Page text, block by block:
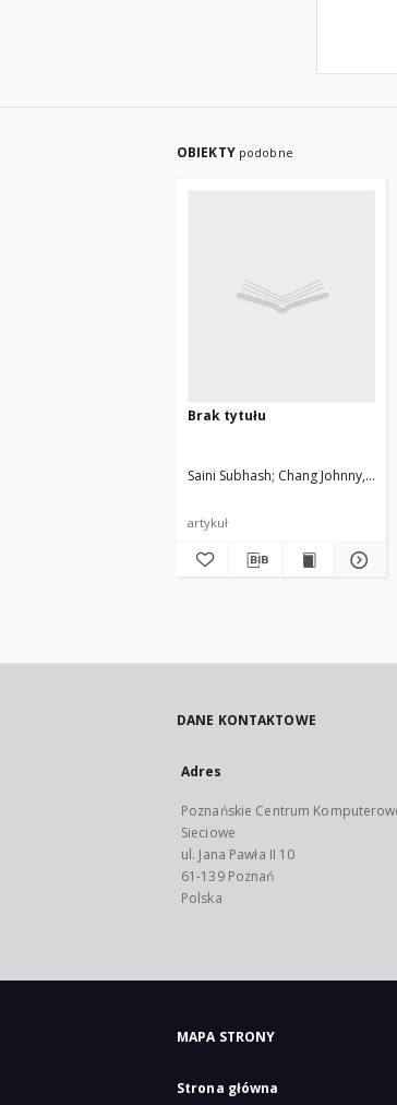
OBIEKTY podobne
Brak tytułu
Saini Subhash Chang Johnny,
artykuł
DANE KONTAKTOWE
Adres
Poznańskie Centrum
Sieciowe
ul. Jana Pawła II 10
61-139 Poznań
Polska
MAPA STRONY
Strona główna